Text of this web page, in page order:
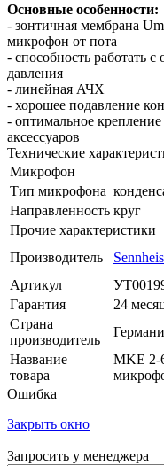
Основные особенности:
- зонтичная мембрана
микрофон от пота
- способность работать
давления
- линейная АЧХ
- хорошее подавление
- оптимальное
аксессуаров
Технические
Микрофон
Тип микрофона
Направленность круг
Прочие характеристики
Производитель
Артикул
Гарантия
24
Страна
производитель
Название
товара
MKE 2-
Ошибка
Закрыть окно
Запросить у менеджера